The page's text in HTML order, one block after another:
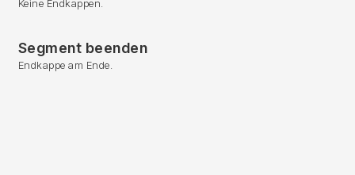
Keine Endkappen.
Segment beenden
Endkappe am Ende.